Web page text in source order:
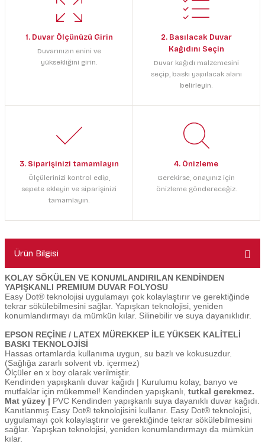
1. Duvar Ölçünüzü Girin
Duvarınızın enini ve
yüksekliğini girin.
2. Basılacak Duvar
Kağıdını Seçin
Duvar kağıdı malzemesini
seçip, baskı yapılacak alanı
belirleyin.
3. Siparişinizi tamamlayın
Ölçülerinizi kontrol edip,
sepete ekleyin ve siparişinizi
tamamlayın.
4. Önizleme
Gerekirse, onayınız için
önizleme göndereceğiz.
Ürün Bilgisi
KOLAY SÖKÜLEN VE KONUMLANDIRILAN KENDİNDEN
YAPIŞKANLI PREMIUM DUVAR FOLYOSU
Easy Dot® teknolojisi uygulamayı çok kolaylaştırır ve gerektiğinde
tekrar sökülebilmesini sağlar. Yapışkan teknolojisi, yeniden
konumlandırmayı da mümkün kılar. Silinebilir ve suya dayanıklıdır.
EPSON REÇİNE / LATEX MÜREKKEP İLE YÜKSEK KALİTELİ
BASKI TEKNOLOJİSİ
Hassas ortamlarda kullanıma uygun, su bazlı ve kokusuzdur.
(Sağlığa zararlı solvent vb. içermez)
Ölçüler en x boy olarak verilmiştir.
Kendinden yapışkanlı duvar kağıdı | Kurulumu kolay, banyo ve
mutfaklar için mükemmel! Kendinden yapışkanlı, tutkal gerekmez.
Mat yüzey | PVC Kendinden yapışkanlı suya dayanıklı duvar kağıdı.
Kanıtlanmış Easy Dot® teknolojisini kullanır. Easy Dot® teknolojisi,
uygulamayı çok kolaylaştırır ve gerektiğinde tekrar sökülebilmesini
sağlar. Yapışkan teknolojisi, yeniden konumlandırmayı da mümkün
kılar.